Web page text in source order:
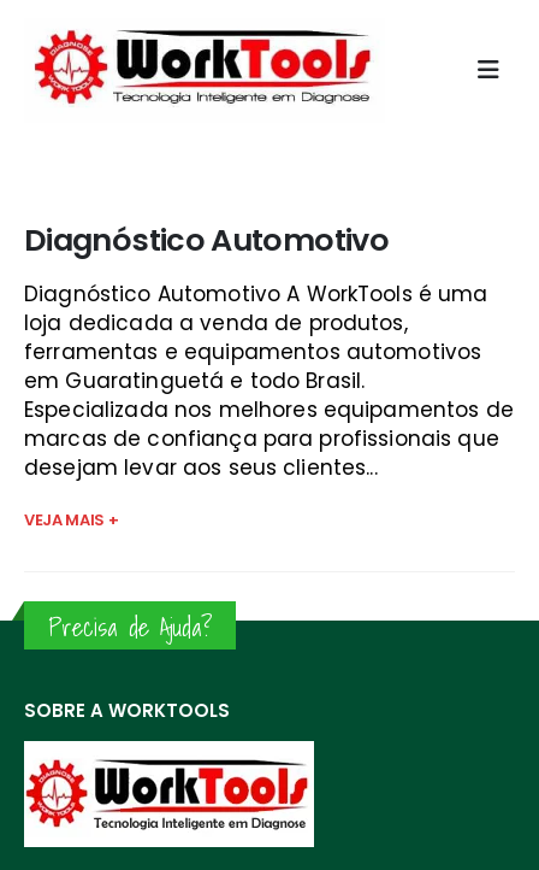
Diagnóstico Automotivo
Diagnóstico Automotivo A WorkTools é uma
loja dedicada a venda de produtos,
ferramentas e equipamentos automotivos
em Guaratinguetá e todo Brasil.
Especializada nos melhores equipamentos de
marcas de confiança para profissionais que
desejam levar aos seus clientes...
VEJA MAIS +
Precisa de Ajuda?
SOBRE A WORKTOOLS